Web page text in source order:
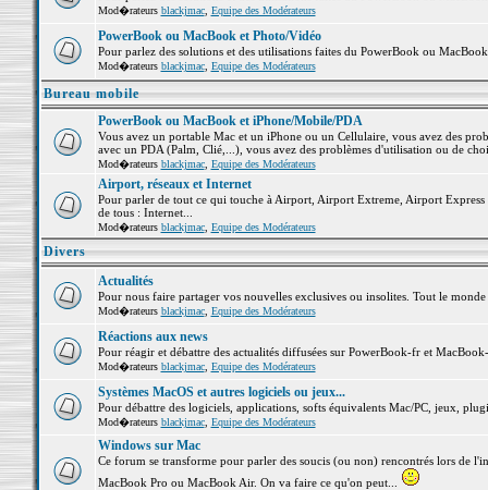
Mod�rateurs blackjmac, Equipe des Modérateurs
PowerBook ou MacBook et Photo/Vidéo
Pour parlez des solutions et des utilisations faites du PowerBook ou
Mod�rateurs blackjmac, Equipe des Modérateurs
Bureau mobile
PowerBook ou MacBook et iPhone/Mobile/PDA
Vous avez un portable Mac et un iPhone ou un Cellulaire, vous avez des
avec un PDA (Palm, Clié,...), vous avez des problèmes d'utilisation ou de
Mod�rateurs blackjmac, Equipe des Modérateurs
Airport, réseaux et Internet
Pour parler de tout ce qui touche à Airport, Airport Extreme, Airport
de tous : Internet...
Mod�rateurs blackjmac, Equipe des Modérateurs
Divers
Actualités
Pour nous faire partager vos nouvelles exclusives ou insolites. Tout le
Mod�rateurs blackjmac, Equipe des Modérateurs
Réactions aux news
Pour réagir et débattre des actualités diffusées sur PowerBook-fr et
Mod�rateurs blackjmac, Equipe des Modérateurs
Systèmes MacOS et autres logiciels ou jeux...
Pour débattre des logiciels, applications, softs équivalents Mac/PC, jeux,
Mod�rateurs blackjmac, Equipe des Modérateurs
Windows sur Mac
Ce forum se transforme pour parler des soucis (ou non) rencontrés lors de
MacBook Pro ou MacBook Air. On va faire ce qu'on peut...